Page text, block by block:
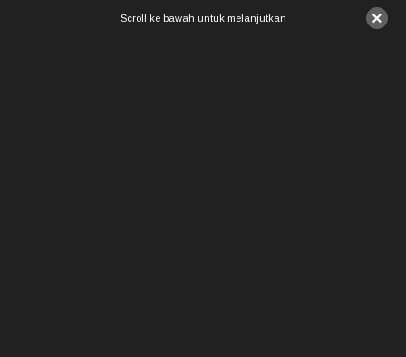
×
Scroll ke bawah untuk melanjutkan